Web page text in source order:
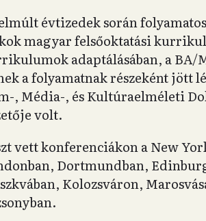
évtizedek során
magyar felsőoktatási
adaptálásában, a BA/
a folyamatnak részeként jött
, Média-, és Kultúraelméleti
volt.
vett konferenciákon a New
Dortmundban,
Kolozsváron,